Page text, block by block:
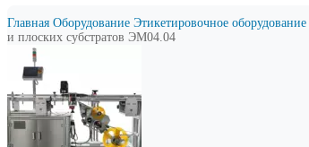
Главная Оборудование Этикетировочное оборудование
и плоских субстратов ЭМ04.04